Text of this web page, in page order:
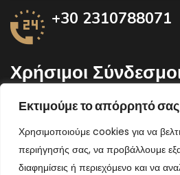
Εκτιμούμε το απόρρητό σας
Χρησιμοποιούμε cookies για να
περιήγησής σας, να προβάλλουμε
διαφημίσεις ή περιεχόμενο και να
+30 2310788071
Χρήσιμοι
Υπουργείο αγροτικής ανάπτυξης
Περιφέρεια Κεντρικής
Υπουργείο Οικονομικών